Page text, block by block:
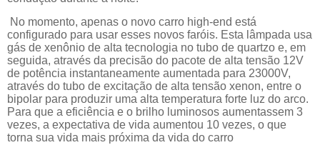
No momento, apenas o novo carro high-end está
configurado para usar esses novos faróis. Esta lâmpada usa
gás de xenônio de alta tecnologia no tubo de quartzo e, em
seguida, através da precisão do pacote de alta tensão 12V
de potência instantaneamente aumentada para 23000V,
através do tubo de excitação de alta tensão xenon, entre o
bipolar para produzir uma alta temperatura forte luz do arco.
Para que a eficiência e o brilho luminosos aumentassem 3
vezes, a expectativa de vida aumentou 10 vezes, o que
torna sua vida mais próxima da vida do carro